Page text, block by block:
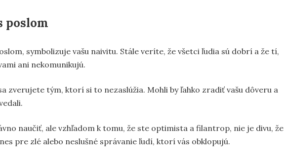
poslom
symbolizuje vašu naivitu. Stále veríte, že všetci ľudia sú dobrí a že tí,
ani nekomunikujú.
zverujete tým, ktorí si to nezaslúžia. Mohli by ľahko zradiť vašu dôveru a
naučiť, ale vzhľadom k tomu, že ste optimista a filantrop, nie je divu, že
pre zlé alebo neslušné správanie ľudí, ktorí vás obklopujú.